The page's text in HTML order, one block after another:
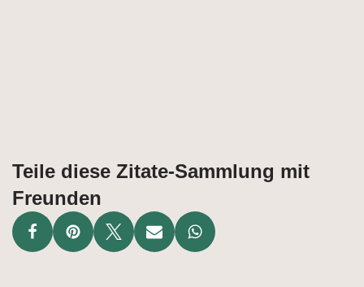
Teile diese Zitate-Sammlung mit
Freunden